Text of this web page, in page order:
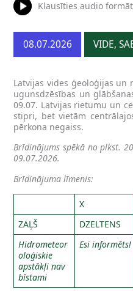
Klausīties audio
08.07.2026 VIDE,
Latvijas vides ģeoloģijas un
ugunsdzēsības un
09.07. Latvijas rietumu un
stipri, bet vietām
pērkona negaiss.
Brīdinājums spēkā no plkst.
09.07.2026.
Brīdinājuma līmenis:
X
ZAĻŠ
DZELTENS
Hidrometeor
oloģiskie
apstākļi nav
bīstami
Esi informēts!